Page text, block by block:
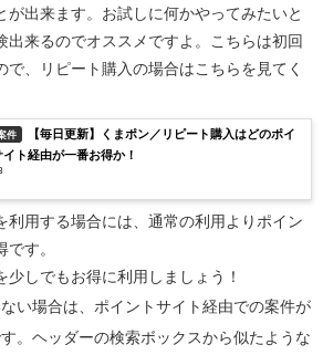
が出来ます。お試しに何かやってみたいと
出来るのでオススメですよ。こちらは初回
で、リピート購入の場合はこちらを見てく
件
【毎日更新】くまポン／リピート購入はどのポイ
イト経由が一番お得か！
利用する場合には、通常の利用より ポイン
です。
少しでもお得に利用しましょう！
い場合は、ポイントサイト経由での案件が
。ヘッダーの検索ボックスから似たような